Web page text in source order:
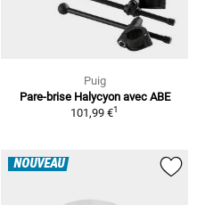
Puig
Pare-brise Halycyon avec ABE
101,99 €1
NOUVEAU